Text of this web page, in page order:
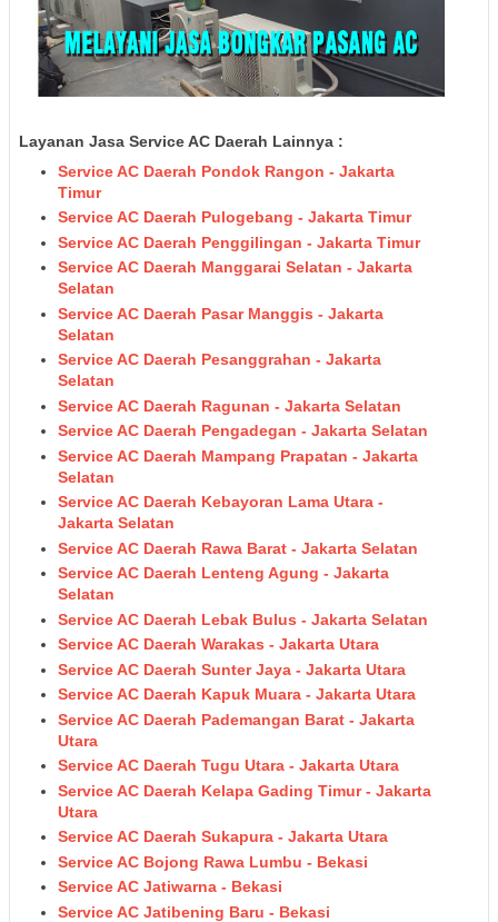
Layanan Jasa Service AC Daerah Lainnya :
Service AC Daerah Pondok Rangon - Jakarta
Timur
Service AC Daerah Pulogebang - Jakarta Timur
Service AC Daerah Penggilingan - Jakarta Timur
Service AC Daerah Manggarai Selatan - Jakarta
Selatan
Service AC Daerah Pasar Manggis - Jakarta
Selatan
Service AC Daerah Pesanggrahan - Jakarta
Selatan
Service AC Daerah Ragunan - Jakarta Selatan
Service AC Daerah Pengadegan - Jakarta Selatan
Service AC Daerah Mampang Prapatan - Jakarta
Selatan
Service AC Daerah Kebayoran Lama Utara -
Jakarta Selatan
Service AC Daerah Rawa Barat - Jakarta Selatan
Service AC Daerah Lenteng Agung - Jakarta
Selatan
Service AC Daerah Lebak Bulus - Jakarta Selatan
Service AC Daerah Warakas - Jakarta Utara
Service AC Daerah Sunter Jaya - Jakarta Utara
Service AC Daerah Kapuk Muara - Jakarta Utara
Service AC Daerah Pademangan Barat - Jakarta
Utara
Service AC Daerah Tugu Utara - Jakarta Utara
Service AC Daerah Kelapa Gading Timur - Jakarta
Utara
Service AC Daerah Sukapura - Jakarta Utara
Service AC Bojong Rawa Lumbu - Bekasi
Service AC Jatiwarna - Bekasi
Service AC Jatibening Baru - Bekasi